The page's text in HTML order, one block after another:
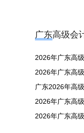
广东高级会
2026年广东高
2026年广东高
广东2026年高
2026年广东高
2026年广东高